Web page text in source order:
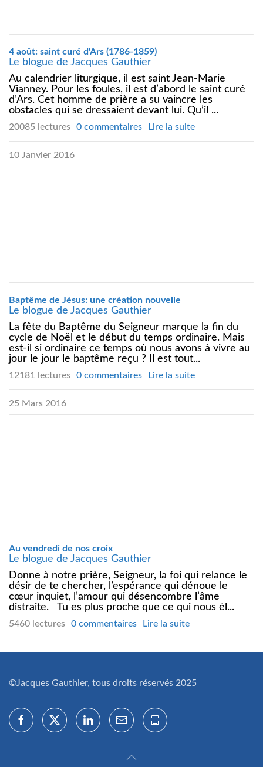
4 août: saint curé d'Ars (1786-1859)
Le blogue de Jacques Gauthier
Au calendrier liturgique, il est saint Jean-Marie
Vianney. Pour les foules, il est d’abord le saint curé
d’Ars. Cet homme de prière a su vaincre les
obstacles qui se dressaient devant lui. Qu’il ...
20085 lectures 0 commentaires Lire la suite
10 Janvier 2016
Baptême de Jésus: une création nouvelle
Le blogue de Jacques Gauthier
La fête du Baptême du Seigneur marque la fin du
cycle de Noël et le début du temps ordinaire. Mais
est-il si ordinaire ce temps où nous avons à vivre au
jour le jour le baptême reçu ? Il est tout...
12181 lectures 0 commentaires Lire la suite
25 Mars 2016
Au vendredi de nos croix
Le blogue de Jacques Gauthier
Donne à notre prière, Seigneur, la foi qui relance le
désir de te chercher, l’espérance qui dénoue le
cœur inquiet, l’amour qui désencombre l’âme
distraite. Tu es plus proche que ce qui nous él...
5460 lectures 0 commentaires Lire la suite
©Jacques Gauthier, tous droits réservés 2025